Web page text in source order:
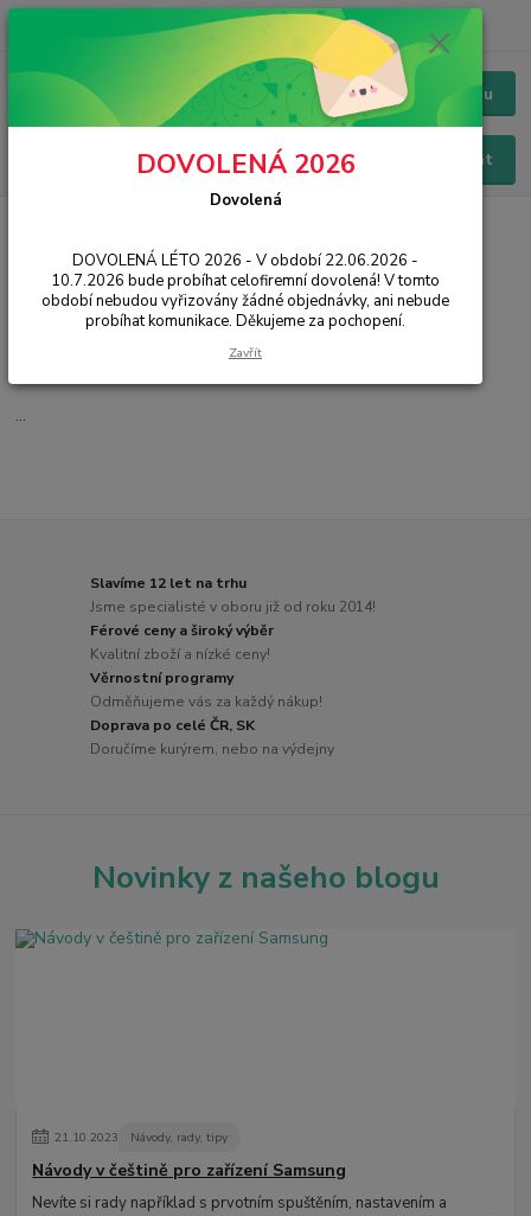
Menu
Hledat
Chat / Online podpora - 24/7
2v1 a konvertibilní
Otočitelné
...
Slavíme 12 let na trhu
Jsme specialisté v oboru již od roku 2014!
Férové ceny a široký výběr
Kvalitní zboží a nízké ceny!
Věrnostní programy
Odměňujeme vás za každý nákup!
Doprava po celé ČR, SK
Doručíme kurýrem, nebo na výdejny
Novinky z našeho blogu
21.10.2023 Návody, rady, tipy
Návody v češtině pro zařízení Samsung
Nevíte si rady například s prvotním spuštěním, nastavením a
DOVOLENÁ 2026
Dovolená
DOVOLENÁ LÉTO 2026 - V období 22.06.2026 -
10.7.2026 bude probíhat celofiremní dovolená! V tomto
období nebudou vyřizovány žádné objednávky, ani nebude
probíhat komunikace. Děkujeme za pochopení.
Zavřít